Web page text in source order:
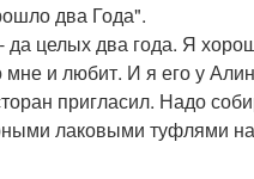
два Года".
да целых два года. Я
мне и любит. И я его у
пригласил. Надо
лаковыми туфлями